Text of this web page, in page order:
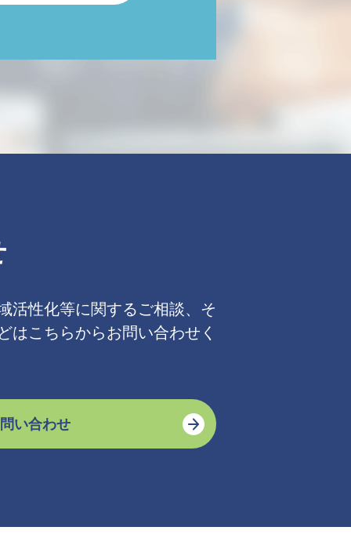
活性化等に関するご相談、そ
はこちらからお問い合わせく
い合わせ